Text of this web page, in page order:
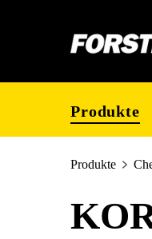
Produkte
Produkte